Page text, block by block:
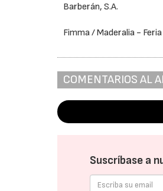
Barberán, S.A.
Fimma / Maderalia -
COMENTARIOS AL
Suscríbase a